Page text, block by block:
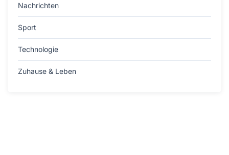
Nachrichten
Sport
Technologie
Zuhause & Leben